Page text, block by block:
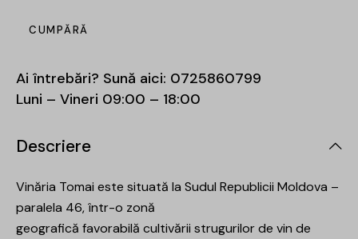
CUMPĂRĂ
Ai întrebări? Sună aici: 0725860799
Luni – Vineri 09:00 – 18:00
Descriere
Vinăria Tomai este situată la Sudul Republicii Moldova –
paralela 46, într-o zonă
geografică favorabilă cultivării strugurilor de vin de